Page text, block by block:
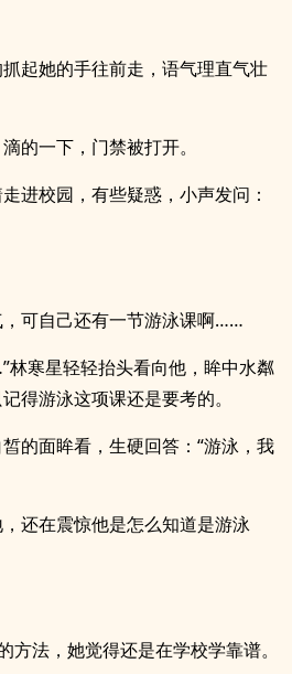
起她的手往前走，语气理直气壮
的一下，门禁被打开。
进校园，有些疑惑，小声发问：
可自己还有一节游泳课啊……
林寒星轻轻抬头看向他，眸中水粼
得游泳这项课还是要考的。
的面眸看，生硬回答：“游泳，我
还在震惊他是怎么知道是游泳
法，她觉得还是在学校学靠谱。